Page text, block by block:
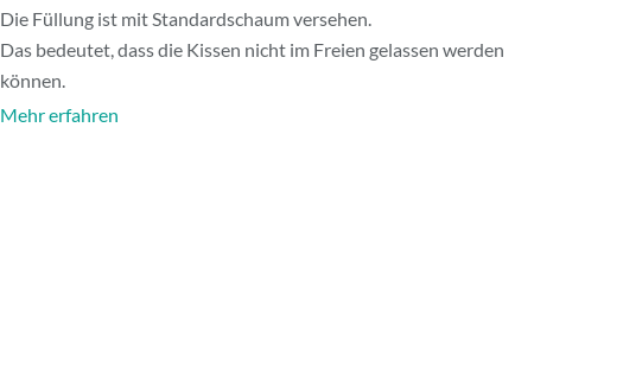
Die Füllung ist mit Standardschaum versehen.
Das bedeutet, dass die Kissen nicht im Freien gelassen werden
können.
Mehr erfahren